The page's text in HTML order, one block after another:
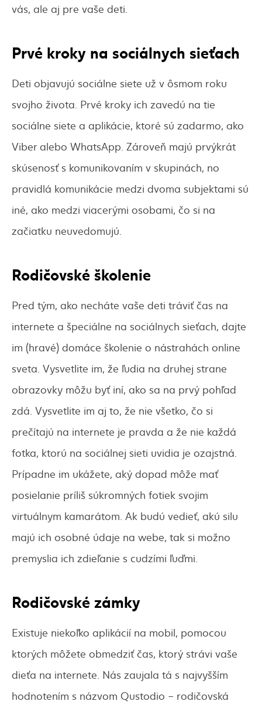
vás, ale aj pre vaše deti.
Prvé kroky na sociálnych sieťach
Deti objavujú sociálne siete už v ôsmom roku
svojho života. Prvé kroky ich zavedú na tie
sociálne siete a aplikácie, ktoré sú zadarmo, ako
Viber alebo WhatsApp. Zároveň majú prvýkrát
skúsenosť s komunikovaním v skupinách, no
pravidlá komunikácie medzi dvoma subjektami sú
iné, ako medzi viacerými osobami, čo si na
začiatku neuvedomujú.
Rodičovské školenie
Pred tým, ako necháte vaše deti tráviť čas na
internete a špeciálne na sociálnych sieťach, dajte
im (hravé) domáce školenie o nástrahách online
sveta. Vysvetlite im, že ľudia na druhej strane
obrazovky môžu byť iní, ako sa na prvý pohľad
zdá. Vysvetlite im aj to, že nie všetko, čo si
prečítajú na internete je pravda a že nie každá
fotka, ktorú na sociálnej sieti uvidia je ozajstná.
Prípadne im ukážete, aký dopad môže mať
posielanie príliš súkromných fotiek svojim
virtuálnym kamarátom. Ak budú vedieť, akú silu
majú ich osobné údaje na webe, tak si možno
premyslia ich zdieľanie s cudzími ľuďmi.
Rodičovské zámky
Existuje niekoľko aplikácií na mobil, pomocou
ktorých môžete obmedziť čas, ktorý strávi vaše
dieťa na internete. Nás zaujala tá s najvyšším
hodnotením s názvom Qustodio – rodičovská